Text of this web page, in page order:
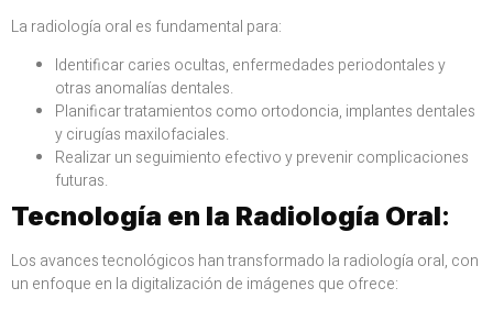
La radiología oral es fundamental para:
Identificar caries ocultas, enfermedades periodontales y
otras anomalías dentales.
Planificar tratamientos como ortodoncia, implantes dentales
y cirugías maxilofaciales.
Realizar un seguimiento efectivo y prevenir complicaciones
futuras.
Tecnología en la Radiología Oral:
Los avances tecnológicos han transformado la radiología oral, con
un enfoque en la digitalización de imágenes que ofrece: